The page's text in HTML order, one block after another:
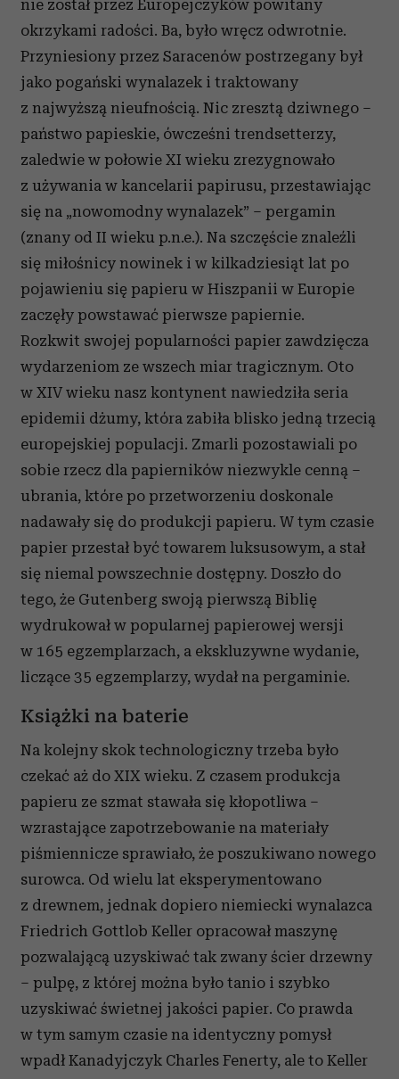
nie został przez Europejczyków powitany
okrzykami radości. Ba, było wręcz odwrotnie.
Przyniesiony przez Saracenów postrzegany był
jako pogański wynalazek i traktowany
z najwyższą nieufnością. Nic zresztą dziwnego –
państwo papieskie, ówcześni trendsetterzy,
zaledwie w połowie XI wieku zrezygnowało
z używania w kancelarii papirusu, przestawiając
się na „nowomodny wynalazek” – pergamin
(znany od II wieku p.n.e.). Na szczęście znaleźli
się miłośnicy nowinek i w kilkadziesiąt lat po
pojawieniu się papieru w Hiszpanii w Europie
zaczęły powstawać pierwsze papiernie.
Rozkwit swojej popularności papier zawdzięcza
wydarzeniom ze wszech miar tragicznym. Oto
w XIV wieku nasz kontynent nawiedziła seria
epidemii dżumy, która zabiła blisko jedną trzecią
europejskiej populacji. Zmarli pozostawiali po
sobie rzecz dla papierników niezwykle cenną –
ubrania, które po przetworzeniu doskonale
nadawały się do produkcji papieru. W tym czasie
papier przestał być towarem luksusowym, a stał
się niemal powszechnie dostępny. Doszło do
tego, że Gutenberg swoją pierwszą Biblię
wydrukował w popularnej papierowej wersji
w 165 egzemplarzach, a ekskluzywne wydanie,
liczące 35 egzemplarzy, wydał na pergaminie.
Książki na baterie
Na kolejny skok technologiczny trzeba było
czekać aż do XIX wieku. Z czasem produkcja
papieru ze szmat stawała się kłopotliwa –
wzrastające zapotrzebowanie na materiały
piśmiennicze sprawiało, że poszukiwano nowego
surowca. Od wielu lat eksperymentowano
z drewnem, jednak dopiero niemiecki wynalazca
Friedrich Gottlob Keller opracował maszynę
pozwalającą uzyskiwać tak zwany ścier drzewny
– pulpę, z której można było tanio i szybko
uzyskiwać świetnej jakości papier. Co prawda
w tym samym czasie na identyczny pomysł
wpadł Kanadyjczyk Charles Fenerty, ale to Keller